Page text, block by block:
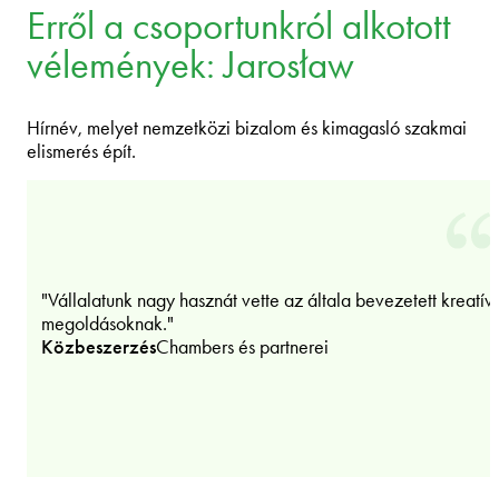
Erről a csoportunkról alkotott
vélemények: Jarosław
Hírnév, melyet nemzetközi bizalom és kimagasló szakmai
elismerés épít.
"Vállalatunk nagy hasznát vette az általa bevezetett kreatív
megoldásoknak."
KözbeszerzésChambers és partnerei